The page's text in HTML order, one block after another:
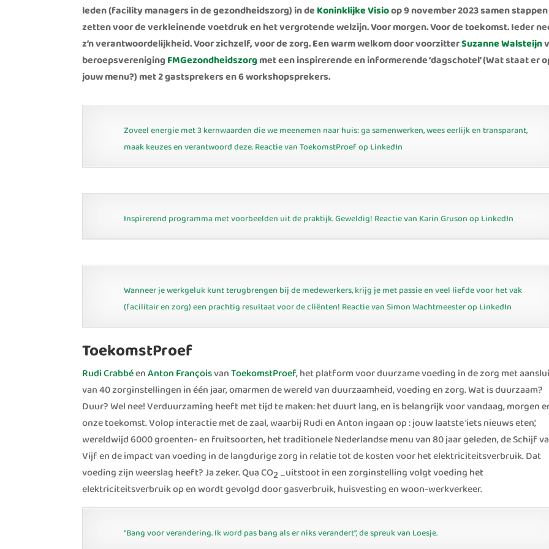
leden (facility managers in de gezondheidszorg) in de Koninklijke Visioop 9 november 2023 samen stappen
zetten voor de verkleinende voetdruken het vergrotende welzijn. Voor morgen. Voor de toekomst. Ieder
z’n verantwoordelijkheid. Voor zichzelf, voor de zorg. Een warm welkom door voorzitterSuzanne Walsteijn
beroepsvereniging FMGezondheidszorg met een inspirerende en informerende ‘dagschotel’ (Wat staat er
jouw menu?) met 2 gastsprekers en 6 workshopsprekers.
Zoveel energie met 3 kernwaarden die we meenemen naar huis: ga samenwerken, wees eerlijk en transparant,
maak keuzes en verantwoord deze. Reactie van ToekomstProef op LinkedIn
Inspirerend programma met voorbeelden uit de praktijk. Geweldig! Reactie van Karin Gruson op LinkedIn
Wanneer je werkgeluk kunt terugbrengen bij de medewerkers, krijg je met passie en veel liefde voor het vak
(facilitair en zorg) een prachtig resultaat voor de cliënten! Reactie van Simon Wachtmeester op LinkedIn
ToekomstProef
Rudi CrabbéenAnton FrançoisvanToekomstProef, het platform voor duurzame voeding in de zorg met
van 40 zorginstellingen in één jaar, omarmen de wereld van duurzaamheid, voeding en zorg. Wat is duurzaam?
Duur? Wel nee! Verduurzaming heeft met tijd te maken: het duurt lang, en is belangrijk voor vandaag, morgen
onze toekomst. Volop interactie met de zaal, waarbij Rudi en Anton ingaan op : jouw laatste ‘iets nieuws eten’,
wereldwijd 6000 groenten- en fruitsoorten, het traditionele Nederlandse menu van 80 jaar geleden, de Schijf
Vijf en de impact van voeding in de langdurige zorg in relatie tot de kosten voor het elektriciteitsverbruik. Dat
voeding zijn weerslag heeft? Ja zeker. Qua CO2 –uitstoot in een zorginstelling volgt voeding het
elektriciteitsverbruik op en wordt gevolgd door gasverbruik, huisvesting en woon-werkverkeer.
“Bang voor verandering. Ik word pas bang als er niks verandert”, de spreuk van Loesje.